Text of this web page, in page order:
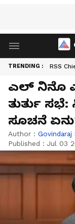
TRENDING : RSS
ಎಲ್ ನಿನೊ
ತುರ್ತು
ಸೂಚನೆ
Author : Govindaraj
Published : Jul 03